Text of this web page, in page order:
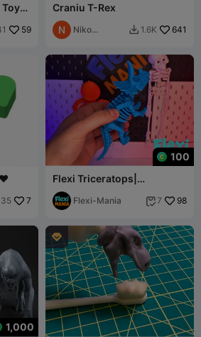
Toy
59
Craniu T-Rex
Niko
 1.6K 641
35 7
100
Flexi Triceratops|
Articulated Multi-Part
DinosaurFlexi-Mania  7 98
1,000
